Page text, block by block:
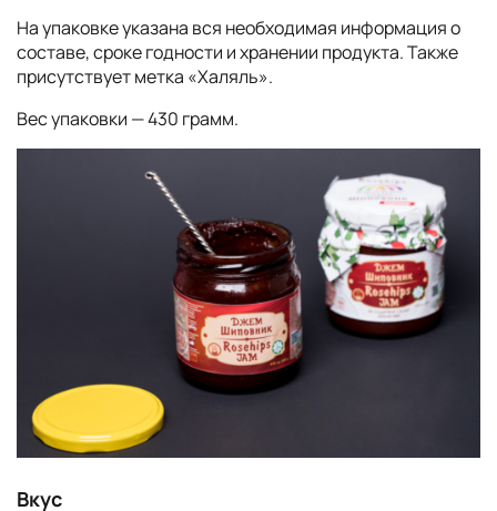
На упаковке указана вся необходимая информация о
составе, сроке годности и хранении продукта. Также
присутствует метка «Халяль».
Вес упаковки — 430 грамм.
Вкус